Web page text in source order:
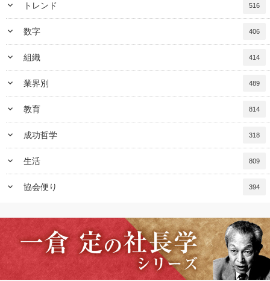
keyboard_arrow_down トレンド 516
keyboard_arrow_down 数字 406
keyboard_arrow_down 組織 414
keyboard_arrow_down 業界別 489
keyboard_arrow_down 教育 814
keyboard_arrow_down 成功哲学 318
keyboard_arrow_down 生活 809
keyboard_arrow_down 協会便り 394